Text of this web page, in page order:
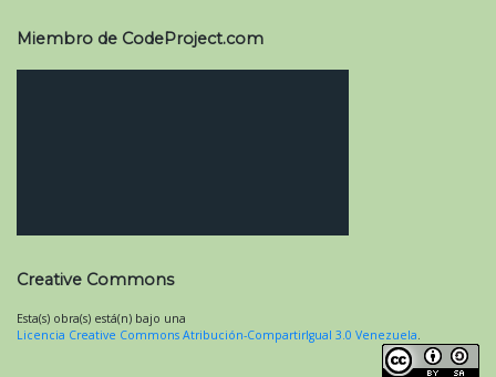
Miembro de CodeProject.com
Creative Commons
Esta(s) obra(s) está(n) bajo una
Licencia Creative Commons Atribución-CompartirIgual 3.0 Venezuela.